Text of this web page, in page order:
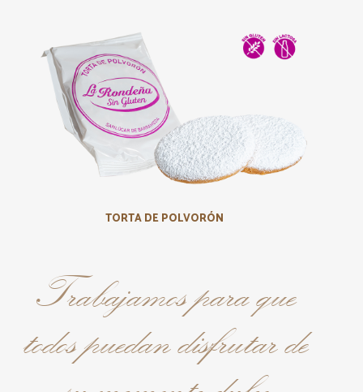
TORTA DE POLVORÓN
Trabajamos para que
todos puedan disfrutar de